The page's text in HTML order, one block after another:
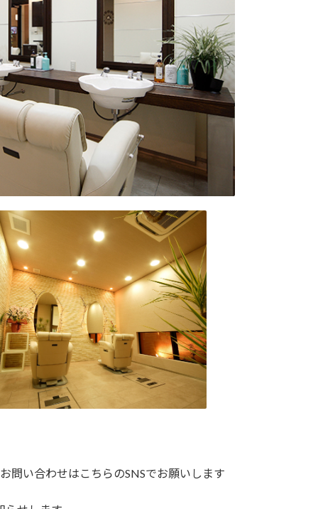
問い合わせはこちらのSNSでお願いします